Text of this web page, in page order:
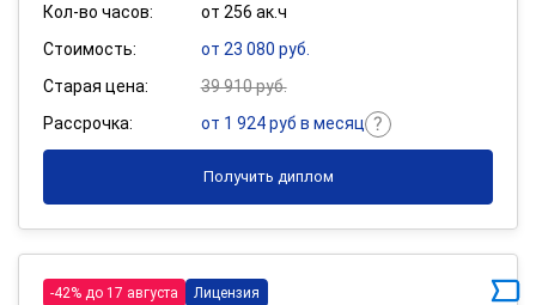
Кол-во часов:
от 256 ак.ч
Стоимость:
от 23 080 руб.
Старая цена:
39 910 руб.
Рассрочка:
от 1 924 руб в месяц
Получить диплом
-42% до 17 августа Лицензия